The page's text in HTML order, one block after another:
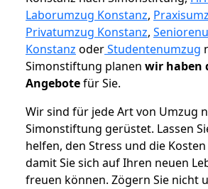
Laborumzug Konstanz,
Privatumzug Konstanz,
Konstanz oderStudentenumzug
Simonstiftung planen wir haben
Angebotefür Sie.
Wir sind für jede Art von Umzug
Simonstiftung gerüstet. Lassen
helfen, den Stress und die
damit Sie sich auf Ihren neuen
freuen können. Zögern Sie nicht